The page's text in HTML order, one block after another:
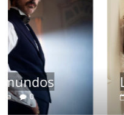
Las series-
13 marzo, 2026 Julio